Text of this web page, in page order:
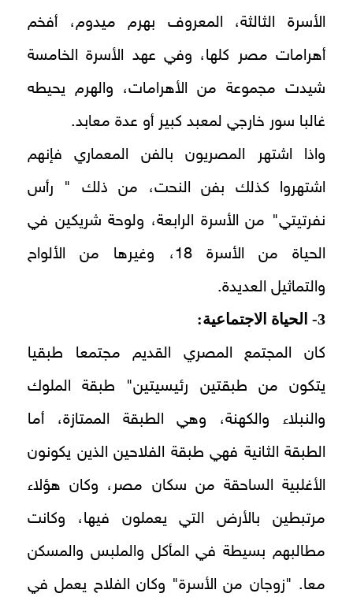
الأسرة الثالثة، المعروف بهرم ميدوم، أفخم
أهرامات مصر كلها، وفي عهد الأسرة الخامسة
شيدت مجموعة من الأهرامات، والهرم يحيطه
غالبا سور خارجي لمعبد كبير أو عدة معابد.
واذا اشتهر المصريون بالفن المعماري فإنهم
اشتهروا كذلك بفن النحت، من ذلك " رأس
نفرتيتي" من الأسرة الرابعة، ولوحة شريكين في
الحياة من الأسرة 18، وغيرها من الألواح
والتماثيل العديدة.
3- الحياة الاجتماعية:
كان المجتمع المصري القديم مجتمعا طبقيا
يتكون من طبقتين رئيسيتين" طبقة الملوك
والنبلاء والكهنة، وهي الطبقة الممتازة، أما
الطبقة الثانية فهي طبقة الفلاحين الذين يكونون
الأغلبية الساحقة من سكان مصر، وكان هؤلاء
مرتبطين بالأرض التي يعملون فيها، وكانت
مطالبهم بسيطة في المأكل والملبس والمسكن
معا. "زوجان من الأسرة" وكان الفلاح يعمل في